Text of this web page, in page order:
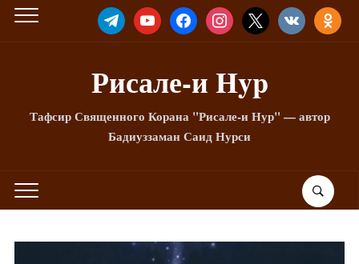
TELEGRAMYOUTUBEFACEBOOKINSTAGRAM
X VKONTAKTE
Рисале-и Hyp
Тафсир Священного Корана "Рисале-и Нур" — автор
Бадиуззаман Саид Нурси